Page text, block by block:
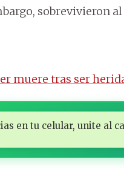
sobrevivieron al
muere tras ser
en tu celular, unite al